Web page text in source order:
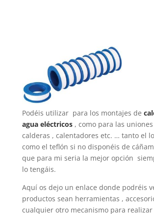
Podéis utilizar para los montajes de
agua eléctricos, como para las
calderas , calentadores etc. … tanto el
como el teflón si no disponéis de
que para mi seria la mejor opción
lo tengáis.
Aquí os dejo un enlace donde podréis
productos sean herramientas ,
cualquier otro mecanismo para realizar